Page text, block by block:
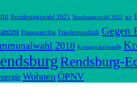
Bundestagswahl 2021 Bundestagswahl 2025 BuT
Frauenrechte Friedenspolitik Gegen
2018 Kreisgeschäftsstelle
Rendsburg-
Wohnen ÖPNV